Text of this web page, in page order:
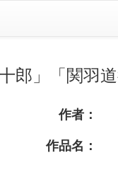
」「関羽
作者：
作品名：